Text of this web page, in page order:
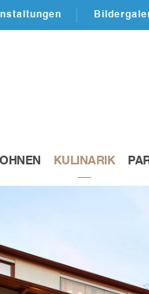
KULINARIK